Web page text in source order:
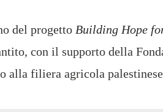
del progetto Building Hope
con il supporto della
alla filiera agricola